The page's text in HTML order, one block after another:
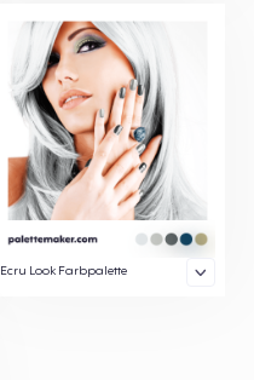
Ecru Look Farbpalette